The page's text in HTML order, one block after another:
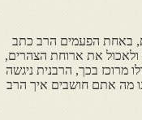
באחת הפעמים הרב כתב
את ארוחת הצהרים,
מרוכז בכך, הרבנית ניגשה
מה אתם חושבים איך הרב